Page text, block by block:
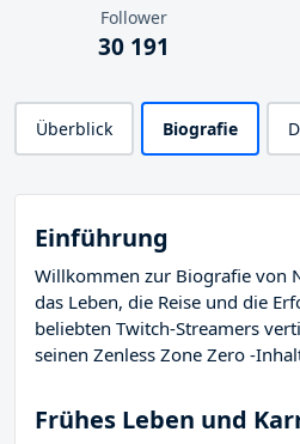
Follower
30 191
Überblick Biografie
Einführung
Willkommen zur Biografie von
das Leben, die Reise und die
beliebten Twitch-Streamers
seinen Zenless Zone Zero -
Frühes Leben und